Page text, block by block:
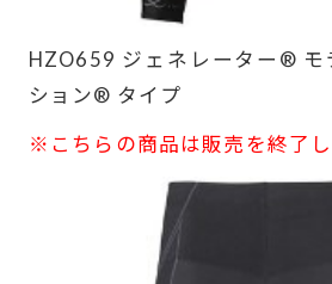
HZO659 ジェネレーター®
ション® タイプ
※こちらの商品は販売を終了し